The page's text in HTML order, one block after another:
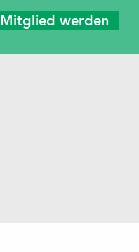
Mitglied werden